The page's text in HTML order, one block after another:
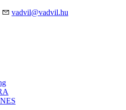
vadvil@vadvil.hu